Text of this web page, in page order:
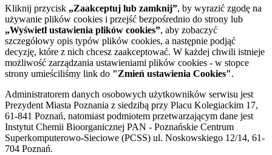
Kliknij przycisk „Zaakceptuj lub zamknij”, by wyrazić zgodę na
używanie plików cookies i przejść bezpośrednio do strony lub
„Wyświetl ustawienia plików cookies”, aby zobaczyć
szczegółowy opis typów plików cookies, a następnie podjąć
decyzję, które z nich chcesz zaakceptować. W każdej chwili istnieje
możliwość zarządzania ustawieniami plików cookies - w stopce
strony umieściliśmy link do "Zmień ustawienia Cookies".
Administratorem danych osobowych użytkowników serwisu jest
Prezydent Miasta Poznania z siedzibą przy Placu Kolegiackim 17,
61-841 Poznań, natomiast podmiotem przetwarzającym dane jest
Instytut Chemii Bioorganicznej PAN - Poznańskie Centrum
Superkomputerowo-Sieciowe (PCSS) ul. Noskowskiego 12/14, 61-
704 Poznań.